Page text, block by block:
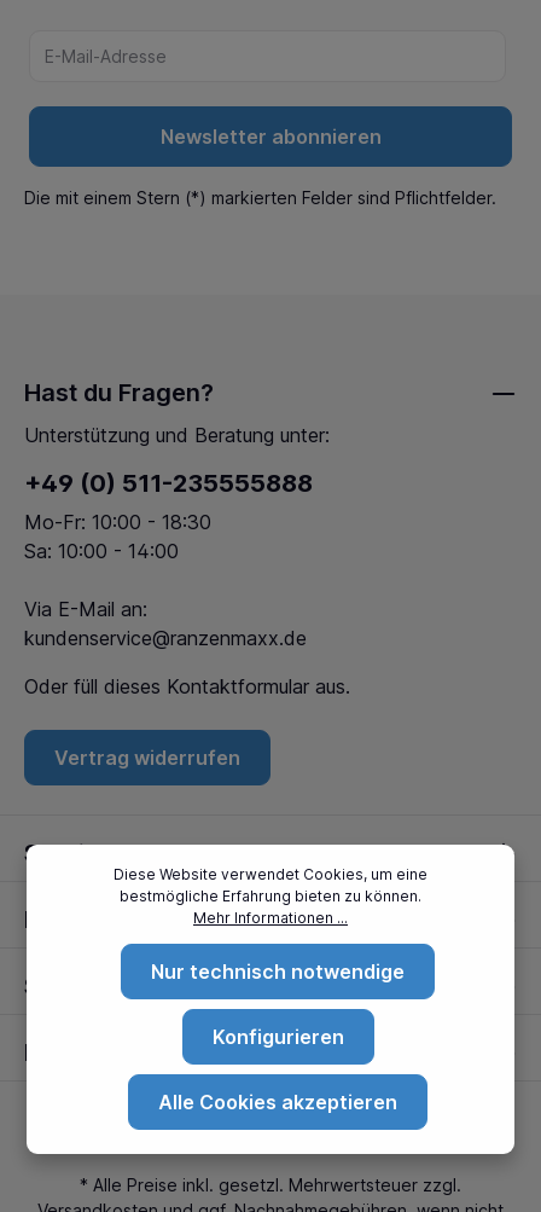
Newsletter abonnieren
Die mit einem Stern (*) markierten Felder sind Pflichtfelder.
Partner
Standorte
Hast du Fragen?
Unterstützung und Beratung unter:
+49 (0) 511-235555888
Mo-Fr: 10:00 - 18:30
Sa: 10:00 - 14:00
Via E-Mail an:
kundenservice@ranzenmaxx.de
Oder füll dieses Kontaktformular aus.
Vertrag widerrufen
Service
Informationen
* Alle Preise inkl. gesetzl. Mehrwertsteuer zzgl.
Diese Website verwendet Cookies, um eine
bestmögliche Erfahrung bieten zu können.
Mehr Informationen ...
Nur technisch notwendige
Konfigurieren
Alle Cookies akzeptieren